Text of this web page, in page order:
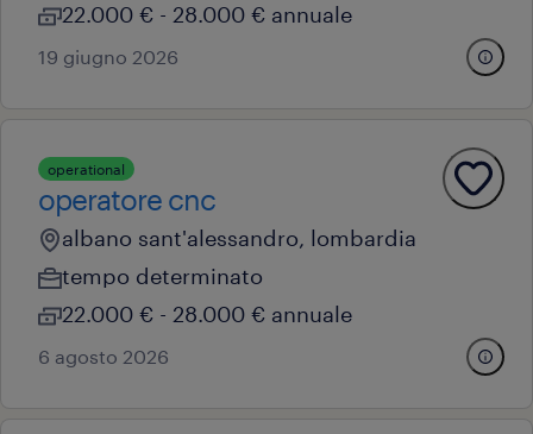
22.000 € - 28.000 € annuale
19 giugno 2026
operational
operatore cnc
albano sant'alessandro, lombardia
tempo determinato
22.000 € - 28.000 € annuale
6 agosto 2026